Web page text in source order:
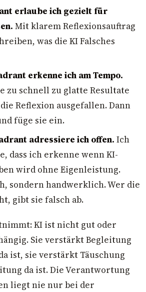
erlaube ich gezielt für
Mit klarem Reflexionsauftrag
was die KI Falsches
erkenne ich am Tempo.
zu schnell zu glatte Resultate
Reflexion ausgefallen. Dann
füge sie ein.
adressiere ich offen. Ich
dass ich erkenne wenn KI-
wird ohne Eigenleistung.
sondern handwerklich. Wer die
gibt sie falsch ab.
KI ist nicht gut oder
Sie verstärkt Begleitung
ist, sie verstärkt Täuschung
da ist. Die Verantwortung
liegt nie nur bei der